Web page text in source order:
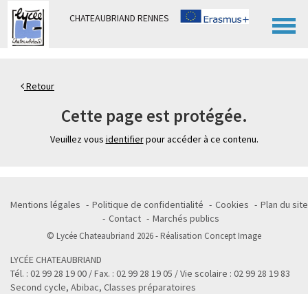
CHATEAUBRIAND RENNES
Retour
Cette page est protégée.
Veuillez vous identifierpour accéder à ce contenu.
Mentions légales Politique de confidentialité Cookies
Plan du site
Contact
Marchés publics
© Lycée Chateaubriand 2026 - Réalisation Concept Image
LYCÉE CHATEAUBRIAND
Tél. : 02 99 28 19 00 / Fax. : 02 99 28 19 05 / Vie scolaire : 02 99 28 19 83
Second cycle, Abibac, Classes préparatoires
Panneau de gestion des cookies